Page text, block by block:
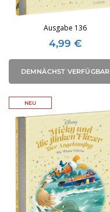
Ausgabe 136
4,99 €
DEMNÄCHST VERFÜGBAR
NEU